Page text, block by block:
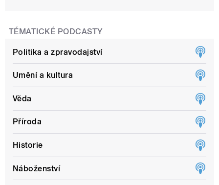
TÉMATICKÉ PODCASTY
Politika a zpravodajství
Umění a kultura
Věda
Příroda
Historie
Náboženství